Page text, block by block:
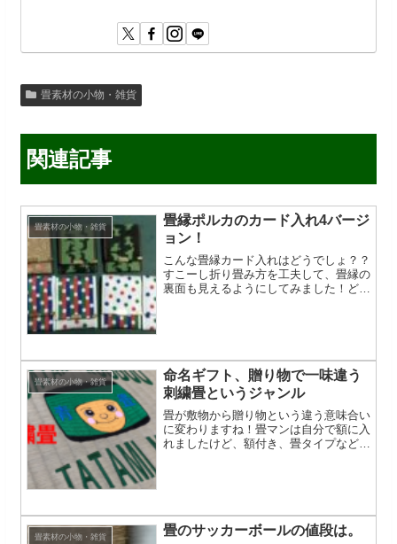
畳素材の小物・雑貨
関連記事
畳素材の小物・雑貨
畳縁ポルカのカード入れ4バージ
ョン！
こんな畳縁カード入れはどうでしょ？？
すこーし折り畳み方を工夫して、畳縁の
裏面も見えるようにしてみました！どの
畳素材の小物・雑貨
命名ギフト、贈り物で一味違う
刺繍畳というジャンル
畳が敷物から贈り物という違う意味合い
に変わりますね！畳マンは自分で額に入
れましたけど、額付き、畳タイプなど選
畳素材の小物・雑貨 畳のサッカーボールの値段は。